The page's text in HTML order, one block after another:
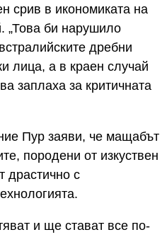
срив в икономиката на
„Това би нарушило
дребни
лица, а в краен случай
заплаха за критичната
Пур заяви, че мащабът
породени от изкуствен
драстично с
и ще стават все по-